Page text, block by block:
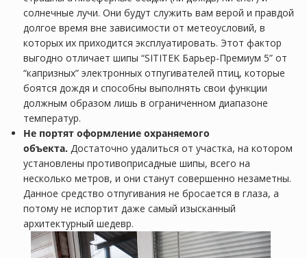
солнечные лучи. Они будут служить вам верой и правдой
долгое время вне зависимости от метеоусловий, в
которых их приходится эксплуатировать. Этот фактор
выгодно отличает шипы “SITITEK Барьер-Премиум 5” от
“капризных” электронных отпугивателей птиц, которые
боятся дождя и способны выполнять свои функции
должным образом лишь в ограниченном диапазоне
температур.
Не портят оформление охраняемого
объекта. Достаточно удалиться от участка, на котором
установлены противоприсадные шипы, всего на
несколько метров, и они станут совершенно незаметны.
Данное средство отпугивания не бросается в глаза, а
потому не испортит даже самый изысканный
архитектурный шедевр.